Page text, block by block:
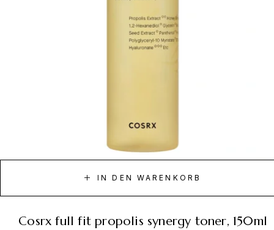
IN DEN WARENKORB
cosrx full fit propolis synergy toner, 150ml